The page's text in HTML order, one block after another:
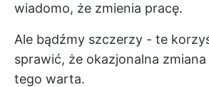
wiadomo, że zmienia pracę.
Ale bądźmy szczerzy - te
sprawić, że okazjonalna
tego warta.